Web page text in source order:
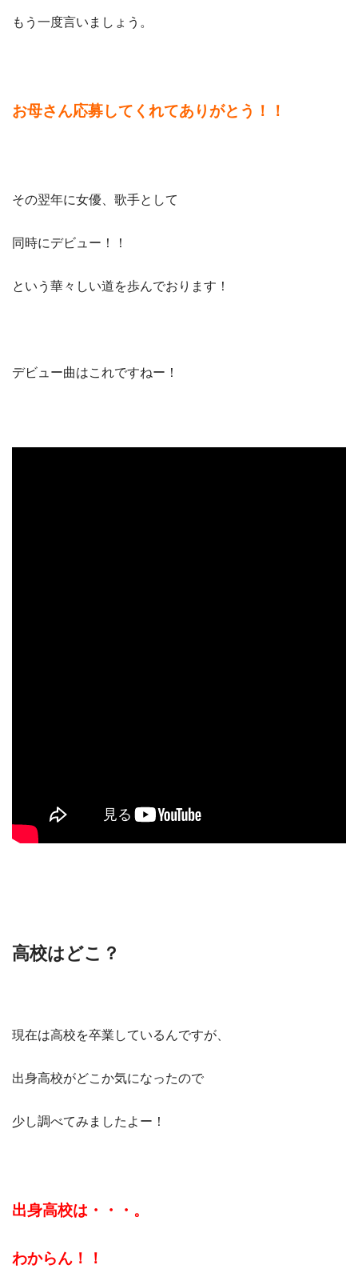
もう一度言いましょう。
お母さん応募してくれてありがとう！！
その翌年に女優、歌手として
同時にデビュー！！
という華々しい道を歩んでおります！
デビュー曲はこれですねー！
高校はどこ？
現在は高校を卒業しているんですが、
出身高校がどこか気になったので
少し調べてみましたよー！
出身高校は・・・。
わからん！！